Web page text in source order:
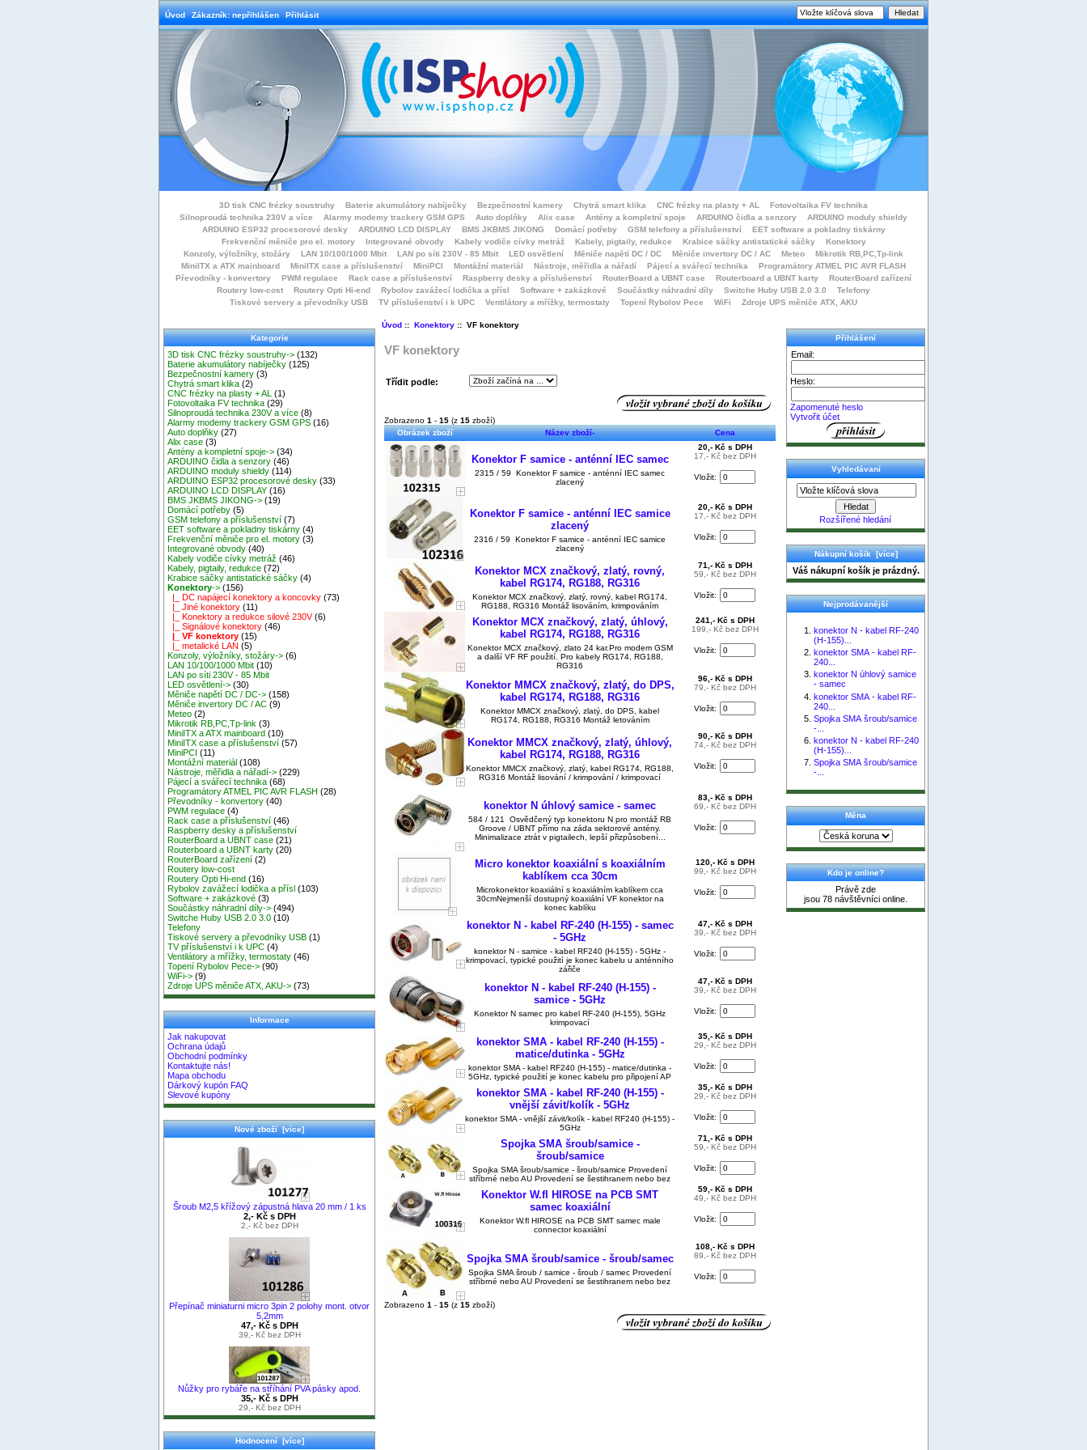
Úvod Zákazník: nepřihlášen Přihlásit
3D tisk CNC frézky soustruhy Baterie akumulátory nabíječky Bezpečnostní kamery Chytrá smart klika CNC frézky na plasty + AL
Fotovoltaika FV technika
Silnoproudá technika 230V a více
Alarmy modemy trackery GSM GPS Auto doplňky Alix case Antény a kompletní spoje ARDUINO čidla a senzory
ARDUINO moduly shieldy
ARDUINO ESP32 procesorové desky
ARDUINO LCD DISPLAY BMS JKBMS JIKONG Domácí potřeby GSM telefony a příslušenství
EET software a pokladny tiskárny
Frekvenční měniče pro el. motory
Integrované obvody Kabely vodiče cívky metráž Kabely, pigtaily, redukce Krabice sáčky antistatické sáčky
Konektory
Konzoly, výložníky, stožáry
LAN 10/100/1000 Mbit LAN po síti 230V - 85 Mbit LED osvětlení Měniče napětí DC / DC Měniče invertory DC / AC Meteo
Mikrotik RB,PC,Tp-link
MiniITX a ATX mainboard
MiniITX case a příslušenství MiniPCI Montážní materiál Nástroje, měřidla a nářadí Pájecí a svářecí technika
Programátory ATMEL PIC AVR FLASH
Převodníky - konvertory
PWM regulace Rack case a příslušenství Raspberry desky a příslušenství RouterBoard a UBNT case Routerboard a UBNT karty
RouterBoard zařízení
Routery low-cost
Routery Opti Hi-end Rybolov zavážecí lodička a přísl Software + zakázkové Součástky náhradní díly Switche Huby USB 2.0 3.0
Telefony
Tiskové servery a převodníky USB
TV příslušenství i k UPC Ventilátory a mřížky, termostaty Topení Rybolov Pece WiFi Zdroje UPS měniče ATX, AKU
Kategorie
3D tisk CNC frézky soustruhy-> (132)
Baterie akumulátory nabíječky (125)
Bezpečnostní kamery (3)
Chytrá smart klika (2)
CNC frézky na plasty + AL
(1)
Fotovoltaika FV technika (29)
Silnoproudá technika 230V a více (8)
Alarmy modemy trackery GSM GPS (16)
Auto doplňky (27)
Alix case (3)
Antény a kompletní spoje-> (34)
ARDUINO čidla a senzory (46)
ARDUINO moduly shieldy (114)
ARDUINO ESP32 procesorové desky (33)
ARDUINO LCD DISPLAY (16)
BMS JKBMS JIKONG-> (19)
Domácí potřeby (5)
GSM telefony a příslušenství (7)
EET software a pokladny tiskárny (4)
Frekvenční měniče pro el. motory (3)
Integrované obvody (40)
Kabely vodiče cívky metráž (46)
Kabely, pigtaily, redukce (72)
Krabice sáčky antistatické sáčky (4)
Konektory-> (156)
|_ DC napájecí konektory a koncovky (73)
|_ Jiné konektory (11)
|_ Konektory a redukce silové 230V(6)
|_ Signálové konektory (46)
|_ VF konektory (15)
|_ metalické LAN (5)
Konzoly, výložníky, stožáry-> (6)
LAN 10/100/1000 Mbit (10)
LAN po síti 230V - 85 Mbit
LED osvětlení-> (30)
Měniče napětí DC / DC-> (158)
Měniče invertory DC / AC (9)
Meteo (2)
Mikrotik RB,PC,Tp-link (3)
MiniITX a ATX mainboard (10)
MiniITX case a příslušenství (57)
MiniPCI (11)
Montážní materiál (108)
Nástroje, měřidla a nářadí-> (229)
Pájecí a svářecí technika (68)
Programátory ATMEL PIC AVR FLASH (28)
Převodníky - konvertory (40)
PWM regulace (4)
Rack case a příslušenství (46)
Raspberry desky a příslušenství
RouterBoard a UBNT case (21)
Routerboard a UBNT karty (20)
RouterBoard zařízení (2)
Routery low-cost
Routery Opti Hi-end (16)
Rybolov zavážecí lodička a přísl (103)
Software + zakázkové (3)
Součástky náhradní díly-> (494)
Switche Huby USB 2.0 3.0 (10)
Telefony
Tiskové servery a převodníky USB (1)
TV příslušenství i k UPC (4)
Ventilátory a mřížky, termostaty (46)
Topení Rybolov Pece-> (90)
WiFi-> (9)
Zdroje UPS měniče ATX, AKU-> (73)
Informace
Jak nakupovat
Ochrana údajů
Obchodní podmínky
Kontaktujte nás!
Mapa obchodu
Dárkový kupón FAQ
Slevové kupóny
Nové zboží [více]
Šroub M2,5 křížový zápustná hlava 20 mm / 1 ks
2,- Kč s DPH
2,- Kč bez DPH
Přepínač miniaturni micro 3pin 2 polohy mont. otvor
5,2mm
47,- Kč s DPH
39,- Kč bez DPH
Nůžky pro rybáře na stříhání PVA pásky apod.
35,- Kč s DPH
29,- Kč bez DPH
Hodnocení [více]
Úvod:: Konektory:: VF konektory
VF konektory
Třídit podle:
Zobrazeno 1 - 15 (z 15 zboží)
Obrázek zboží
Název zboží- Cena
Konektor F samice - anténní IEC samec
2315 / 59 Konektor F samice - anténní IEC samec
zlacený
20,- Kč s DPH
17,- Kč bez DPH
Vložit:
Konektor F samice - anténní IEC samice
zlacený
2316 / 59 Konektor F samice - anténní IEC samice
zlacený
20,- Kč s DPH
17,- Kč bez DPH
Vložit:
Konektor MCX značkový, zlatý, rovný,
kabel RG174, RG188, RG316
Konektor MCX značkový, zlatý, rovný, kabel RG174,
RG188, RG316 Montáž lisováním, krimpováním
71,- Kč s DPH
59,- Kč bez DPH
Vložit:
Konektor MCX značkový, zlatý, úhlový,
kabel RG174, RG188, RG316
Konektor MCX značkový, zlato 24 kar.Pro modem GSM
a další VF RF použití. Pro kabely RG174, RG188,
RG316
241,- Kč s DPH
199,- Kč bez DPH
Vložit:
Konektor MMCX značkový, zlatý, do DPS,
kabel RG174, RG188, RG316
Konektor MMCX značkový, zlatý, do DPS, kabel
RG174, RG188, RG316 Montáž letováním
96,- Kč s DPH
79,- Kč bez DPH
Vložit:
Konektor MMCX značkový, zlatý, úhlový,
kabel RG174, RG188, RG316
Konektor MMCX značkový, zlatý, kabel RG174, RG188,
RG316 Montáž lisování / krimpování / krimpovací
90,- Kč s DPH
74,- Kč bez DPH
Vložit:
konektor N úhlový samice - samec
584 / 121 Osvědčený typ konektoru N pro montáž RB
Groove / UBNT přímo na záda sektorové antény.
Minimalizace ztrát v pigtailech, lepší přizpůsobení...
83,- Kč s DPH
69,- Kč bez DPH
Vložit:
Micro konektor koaxiální s koaxiálním
kablíkem cca 30cm
Microkonektor koaxiální s koaxiálním kablíkem cca
30cmNejmenší dostupný koaxiální VF konektor na
konec kablíku
120,- Kč s DPH
99,- Kč bez DPH
Vložit:
konektor N - kabel RF-240 (H-155) - samec
- 5GHz
konektor N - samice - kabel RF240 (H-155) - 5GHz -
krimpovací, typické použití je konec kabelu u anténního
zářiče
47,- Kč s DPH
39,- Kč bez DPH
Vložit:
konektor N - kabel RF-240 (H-155) -
samice - 5GHz
Konektor N samec pro kabel RF-240 (H-155), 5GHz
krimpovací
47,- Kč s DPH
39,- Kč bez DPH
Vložit:
konektor SMA - kabel RF-240 (H-155) -
matice/dutinka - 5GHz
konektor SMA - kabel RF240 (H-155) - matice/dutinka -
5GHz, typické použití je konec kabelu pro připojení AP
35,- Kč s DPH
29,- Kč bez DPH
Vložit:
konektor SMA - kabel RF-240 (H-155) -
vnější závit/kolík - 5GHz
konektor SMA - vnější závit/kolík - kabel RF240 (H-155) -
5GHz
35,- Kč s DPH
29,- Kč bez DPH
Vložit:
Spojka SMA šroub/samice -
šroub/samice
Spojka SMA šroub/samice - šroub/samice Provedení
stříbrné nebo AU Provedení se šestihranem nebo bez
71,- Kč s DPH
59,- Kč bez DPH
Vložit:
Konektor W.fl HIROSE na PCB SMT
samec koaxiální
Konektor W.fl HIROSE na PCB SMT samec male
connector koaxiální
59,- Kč s DPH
49,- Kč bez DPH
Vložit:
Spojka SMA šroub/samice - šroub/samec
Spojka SMA šroub / samice - šroub / samec Provedení
stříbrné nebo AU Provedení se šestihranem nebo bez
108,- Kč s DPH
89,- Kč bez DPH
Vložit:
Zobrazeno 1 - 15 (z 15 zboží)
Přihlášení
Email:
Heslo:
Zapomenuté heslo
Vytvořit účet
Vyhledávaní
Rozšířené hledání
Nákupní košík [více]
Váš nákupní košík je prázdný.
Nejprodávanější
konektor N - kabel RF-240
(H-155)...
konektor SMA - kabel RF-
240...
konektor N úhlový samice
- samec
konektor SMA - kabel RF-
240...
Spojka SMA šroub/samice
-...
konektor N - kabel RF-240
(H-155)...
Spojka SMA šroub/samice
-...
Měna
Kdo je online?
Právě zde
jsou 78 návštěvníci online.